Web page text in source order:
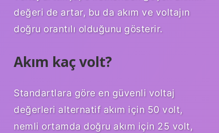
değeri de artar, bu da akım ve voltajın
doğru orantılı olduğunu gösterir.
Akım kaç volt?
Standartlara göre en güvenli voltaj
değerleri alternatif akım için 50 volt,
nemli ortamda doğru akım için 25 volt,